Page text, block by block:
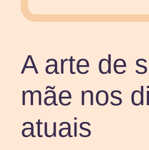
A arte de
mãe nos
atuais